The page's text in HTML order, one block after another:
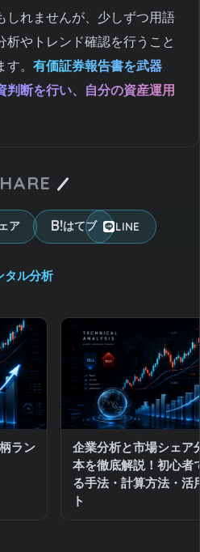
しれませんが、少しずつ用語
析やトレンド確認を行うこと
。 有価証券報告書を武器
判断を行い、自分の資産運用
ア はてブ LINE
タル分析
ラン
企業分析と市場シェア
本を徹底解説！初心者
る手法・計算方法・活
ト